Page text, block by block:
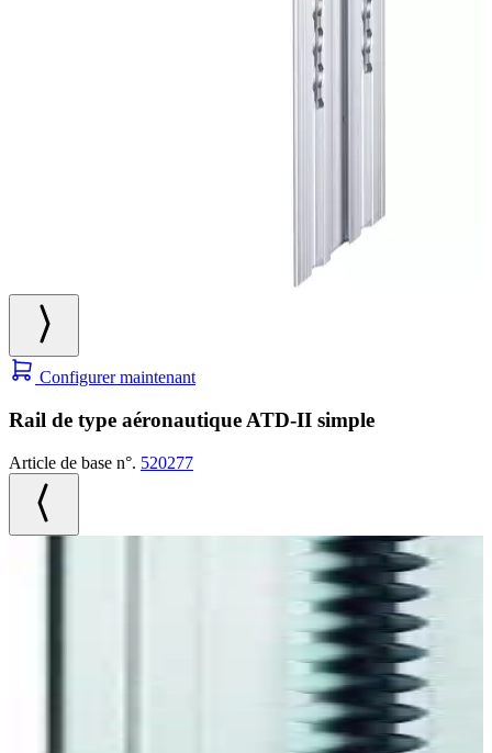
Configurer maintenant
Rail de type aéronautique ATD-II simple
Article de base n°. 520277